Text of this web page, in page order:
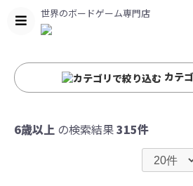
世界のボードゲーム専門店
カテ
6歳以上 の検索結果315件